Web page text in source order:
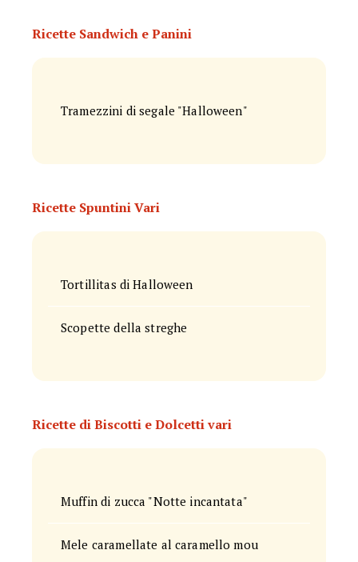
Ricette Sandwich e Panini
Tramezzini di segale "Halloween"
Ricette Spuntini Vari
Tortillitas di Halloween
Scopette della streghe
Ricette di Biscotti e Dolcetti vari
Muffin di zucca "Notte incantata"
Mele caramellate al caramello mou